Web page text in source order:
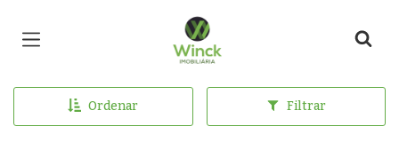
Página inicial
Ordenar Filtrar